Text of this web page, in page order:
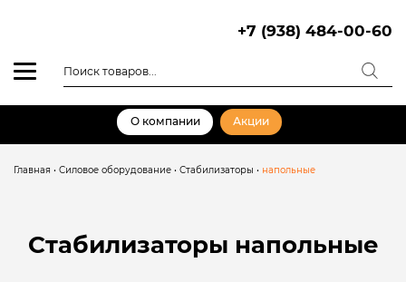
+7 (938) 484-00-60
товаров
О компании Акции
Главная • Силовое оборудование • Стабилизаторы • напольные
Стабилизаторы напольные